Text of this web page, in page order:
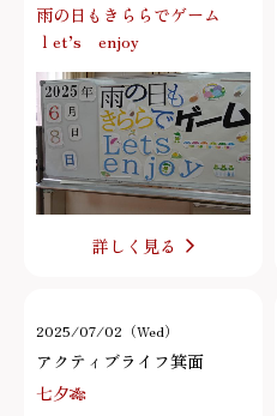
雨の日もきららでゲーム
ｌet’s enjoy
詳しく見る
2025/07/02（Wed）
アクティブライフ箕面
七夕🎋